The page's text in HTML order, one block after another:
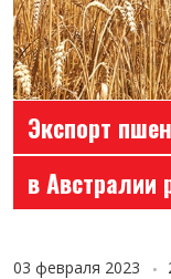
Экспорт
в Австралии
03 февраля 2023